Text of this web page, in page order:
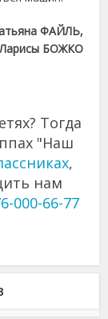
ФАЙЛЬ,
БОЖКО
Тогда
"Наш
,
нам
000-66-77